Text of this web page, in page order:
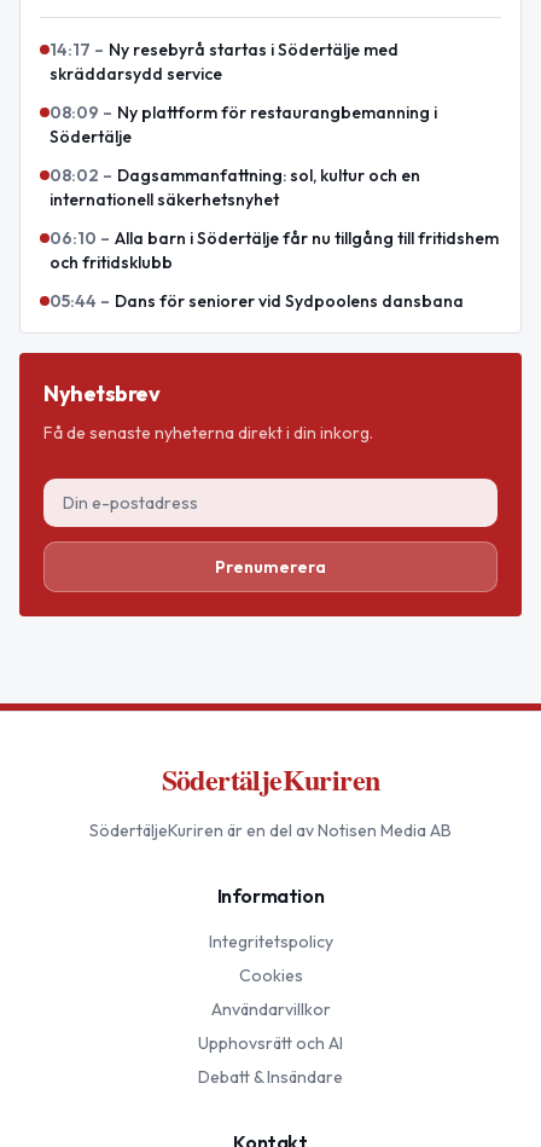
14:17 – Ny resebyrå startas i Södertälje med
skräddarsydd service
08:09 – Ny plattform för restaurangbemanning i
Södertälje
08:02 – Dagsammanfattning: sol, kultur och en
internationell säkerhetsnyhet
06:10 – Alla barn i Södertälje får nu tillgång till fritidshem
och fritidsklubb
05:44 – Dans för seniorer vid Sydpoolens dansbana
Nyhetsbrev
Få de senaste nyheterna direkt i din inkorg.
Prenumerera
SödertäljeKuriren
SödertäljeKuriren är en del av Notisen Media AB
Information
Integritetspolicy
Cookies
Användarvillkor
Upphovsrätt och AI
Debatt & Insändare
Kontakt